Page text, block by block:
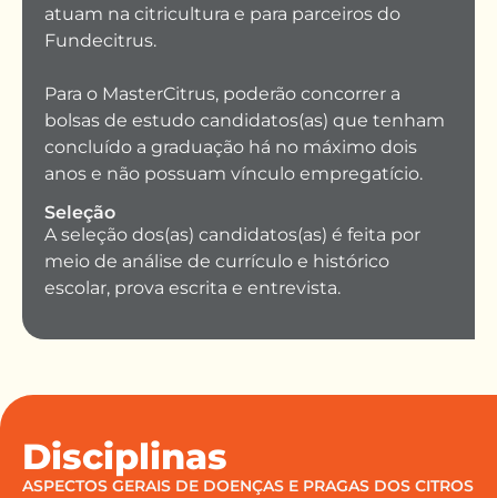
atuam na citricultura e para parceiros do
Fundecitrus.
Para o MasterCitrus, poderão concorrer a
bolsas de estudo candidatos(as) que tenham
concluído a graduação há no máximo dois
anos e não possuam vínculo empregatício.
Seleção
A seleção dos(as) candidatos(as) é feita por
meio de análise de currículo e histórico
escolar, prova escrita e entrevista.
Disciplinas
ASPECTOS GERAIS DE DOENÇAS E PRAGAS DOS CITROS